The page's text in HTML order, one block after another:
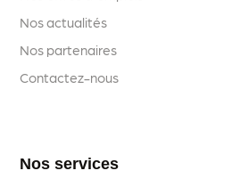
Nos actualités
Nos partenaires
Contactez-nous
Nos services